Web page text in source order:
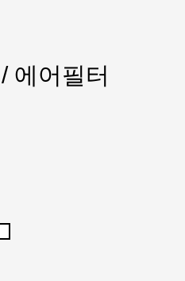
에어필터